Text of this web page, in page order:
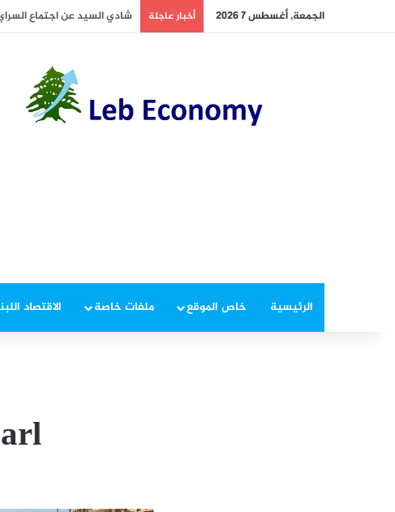
الجمعة, أغسطس 7 2026 أخبار عاجلة أخطر ما دار داخل غرفة
الرئيسية خاص الموقع ملفات خاصة الاقتصاد